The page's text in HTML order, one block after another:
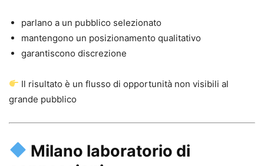
parlano a un pubblico selezionato
mantengono un posizionamento qualitativo
garantiscono discrezione
Il risultato è un flusso di opportunità non visibili al
grande pubblico
Milano laboratorio di